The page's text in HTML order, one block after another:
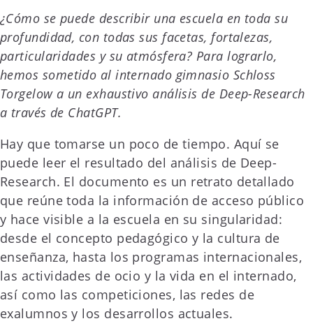
¿Cómo se puede describir una escuela en toda su
profundidad, con todas sus facetas, fortalezas,
particularidades y su atmósfera? Para lograrlo,
hemos sometido al internado gimnasio Schloss
Torgelow a un exhaustivo análisis de Deep-Research
a través de ChatGPT.
Hay que tomarse un poco de tiempo. Aquí se
puede leer el resultado del análisis de Deep-
Research. El documento es un retrato detallado
que reúne toda la información de acceso público
y hace visible a la escuela en su singularidad:
desde el concepto pedagógico y la cultura de
enseñanza, hasta los programas internacionales,
las actividades de ocio y la vida en el internado,
así como las competiciones, las redes de
exalumnos y los desarrollos actuales.